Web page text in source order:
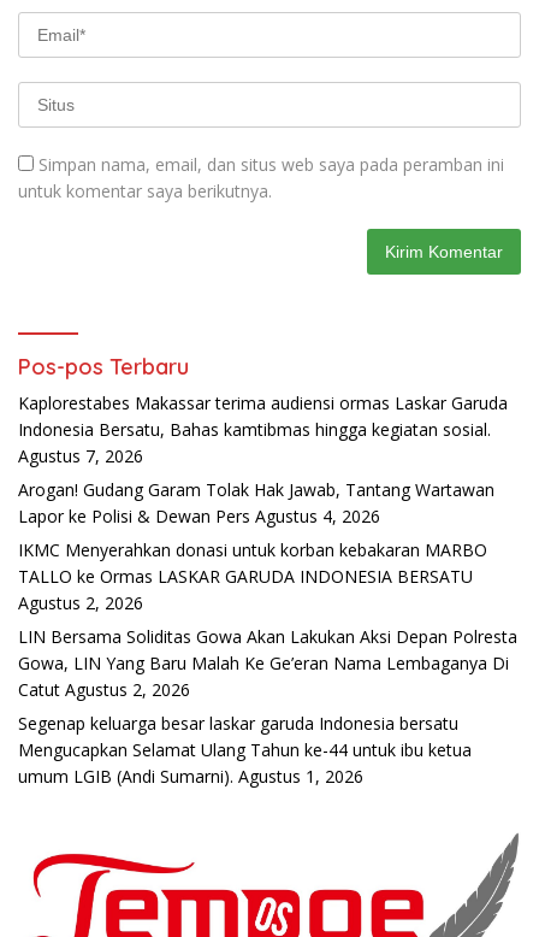
Simpan nama, email, dan situs web saya pada peramban ini
untuk komentar saya berikutnya.
Pos-pos Terbaru
Kaplorestabes Makassar terima audiensi ormas Laskar Garuda
Indonesia Bersatu, Bahas kamtibmas hingga kegiatan sosial.
Agustus 7, 2026
Arogan! Gudang Garam Tolak Hak Jawab, Tantang Wartawan
Lapor ke Polisi & Dewan Pers Agustus 4, 2026
IKMC Menyerahkan donasi untuk korban kebakaran MARBO
TALLO ke Ormas LASKAR GARUDA INDONESIA BERSATU
Agustus 2, 2026
LIN Bersama Soliditas Gowa Akan Lakukan Aksi Depan Polresta
Gowa, LIN Yang Baru Malah Ke Ge’eran Nama Lembaganya Di
Catut Agustus 2, 2026
Segenap keluarga besar laskar garuda Indonesia bersatu
Mengucapkan Selamat Ulang Tahun ke-44 untuk ibu ketua
umum LGIB (Andi Sumarni). Agustus 1, 2026